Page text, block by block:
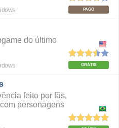
PAGO
do último
GRÁTIS
feito por fãs,
personagens